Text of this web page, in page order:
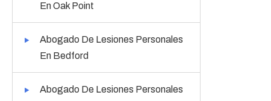
En Oak Point
Abogado De Lesiones Personales
En Bedford
Abogado De Lesiones Personales